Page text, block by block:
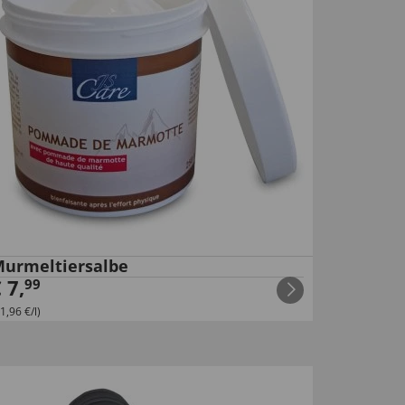
7,99
€/l)